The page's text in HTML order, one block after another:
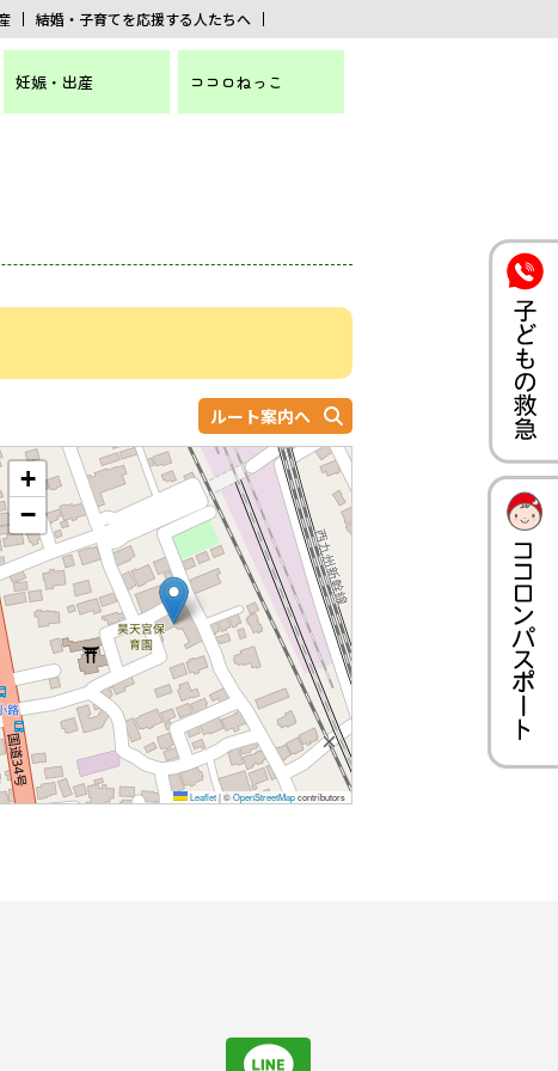
結婚・子育てを応援する人たちへ
妊娠・出産 ココロねっこ
ルート案内へ
+
−
Leaflet|©OpenStreetMapcontributors